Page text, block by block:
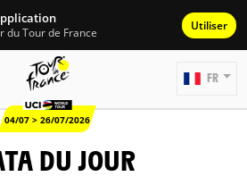
du Tour de France Utiliser
04/07 > 26/07/2026
FR
DU JOUR